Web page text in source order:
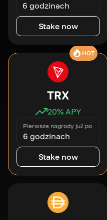
6 godzinach
Stake now
HOT
TRX
20% APY
Pierwsze nagrody już po
6 godzinach
Stake now